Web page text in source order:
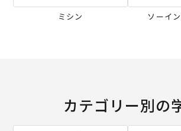
ミシン ソーイ
カテゴリー別の